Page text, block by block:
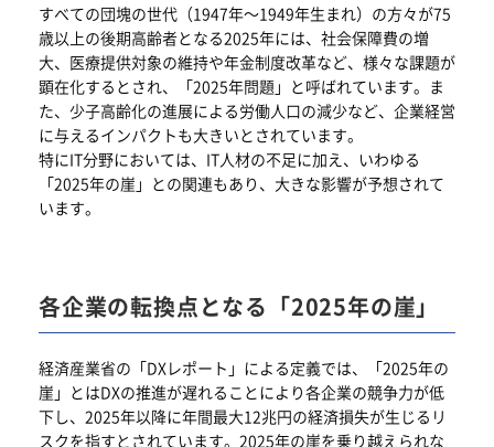
すべての団塊の世代（1947年～1949年生まれ）の方々が75
歳以上の後期高齢者となる2025年には、社会保障費の増
大、医療提供対象の維持や年金制度改革など、様々な課題が
顕在化するとされ、「2025年問題」と呼ばれています。ま
た、少子高齢化の進展による労働人口の減少など、企業経営
に与えるインパクトも大きいとされています。
特にIT分野においては、IT人材の不足に加え、いわゆる
「2025年の崖」との関連もあり、大きな影響が予想されて
います。
各企業の転換点となる「2025年の崖」
経済産業省の「DXレポート」による定義では、「2025年の
崖」とはDXの推進が遅れることにより各企業の競争力が低
下し、2025年以降に年間最大12兆円の経済損失が生じるリ
スクを指すとされています。2025年の崖を乗り越えられな